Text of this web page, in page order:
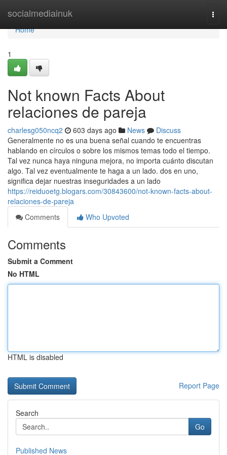
socialmediainuk
Home
Home
1
Not known Facts About
relaciones de pareja
charlesg050ncq2 603 days ago News
Discuss
Generalmente no es una buena señal cuando te encuentras
hablando en círculos o sobre los mismos temas todo el tiempo.
Tal vez nunca haya ninguna mejora, no importa cuánto discutan
algo. Tal vez eventualmente te haga a un lado. dos en uno,
significa dejar nuestras inseguridades a un lado
https://reiduoetg.blogars.com/30843600/not-known-facts-about-
relaciones-de-pareja
Comments
Who Upvoted
Comments
Submit a Comment
No HTML
HTML is disabled
Report Page
Search
Go
Published News